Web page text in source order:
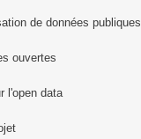
de données publiques
ouvertes
l'open data